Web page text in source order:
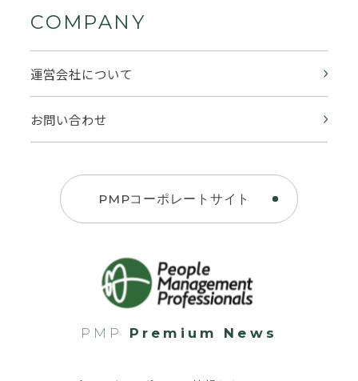
COMPANY
運営会社について
お問い合わせ
PMPコーポレートサイト
PMP Premium News